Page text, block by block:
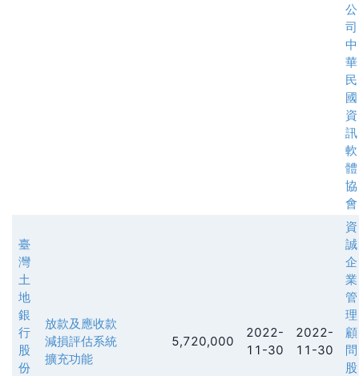
公
司
中
華
民
國
資
訊
軟
體
協
會
臺
灣
土
地
銀
行
股
份
放款及應收款
減損評估系統
擴充功能
5,720,000
2022-
11-30
2022-
11-30
資
誠
企
業
管
理
顧
問
股